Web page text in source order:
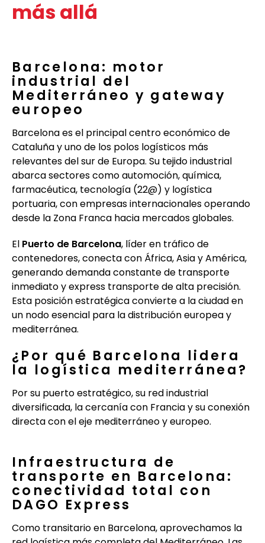
más allá
Barcelona: motor
industrial del
Mediterráneo y gateway
europeo
Barcelona es el principal centro económico de
Cataluña y uno de los polos logísticos más
relevantes del sur de Europa. Su tejido industrial
abarca sectores como automoción, química,
farmacéutica, tecnología (22@) y logística
portuaria, con empresas internacionales operando
desde la Zona Franca hacia mercados globales.
El Puerto de Barcelona, líder en tráfico de
contenedores, conecta con África, Asia y América,
generando demanda constante de transporte
inmediato y express transporte de alta precisión.
Esta posición estratégica convierte a la ciudad en
un nodo esencial para la distribución europea y
mediterránea.
¿Por qué Barcelona lidera
la logística mediterránea?
Por su puerto estratégico, su red industrial
diversificada, la cercanía con Francia y su conexión
directa con el eje mediterráneo y europeo.
Infraestructura de
transporte en Barcelona:
conectividad total con
DAGO Express
Como transitario en Barcelona, aprovechamos la